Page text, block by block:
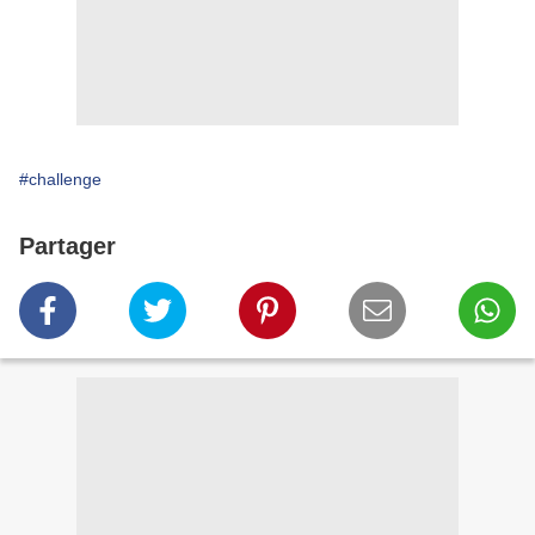
#challenge
Partager